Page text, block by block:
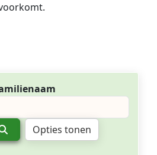
Opties tonen